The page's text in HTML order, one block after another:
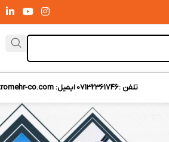
تلفن :07132361746 ایمیل: info@petromehr-co.com